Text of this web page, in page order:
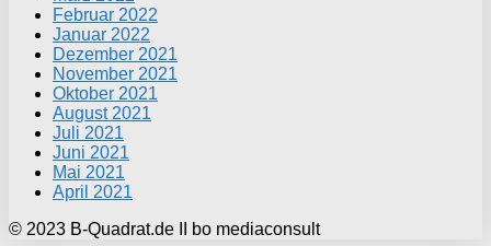
Februar 2022
Januar 2022
Dezember 2021
November 2021
Oktober 2021
August 2021
Juli 2021
Juni 2021
Mai 2021
April 2021
© 2023 B-Quadrat.de II bo mediaconsult